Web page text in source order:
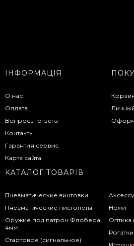
ІНФОРМАЦІЯ
О нас
Оплата
Вопросы-ответы
Контакты
Гарантия сервис
Карта сайта
КАТАЛОГ ТОВАРІВ
Пневматические винтовки
Пневматические пистолеты
Оружие под патрон Флобера
4мм
Стартовое (сигнальное)
Ножи
Оптика
Рогатки